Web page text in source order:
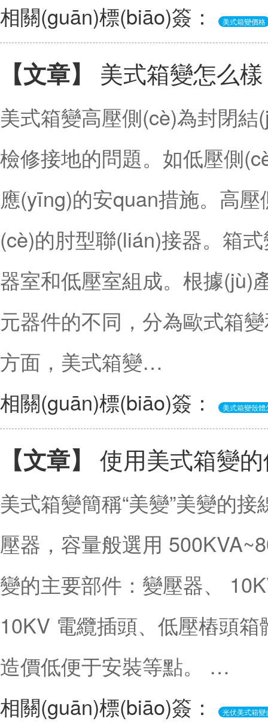
相關(guān)標(biāo)簽：
美式箱變價格
【文章】 美式箱變怎么
美式箱變高壓側(cè)為封閉
檢修接地的問題。如低壓側
應(yīng)的安quan措施。高
(cè)的肘型聯(lián)接器。箱
器室和低壓室組成。根據(jù)
元器件的不同，分為歐式箱
方面，美式箱變…
相關(guān)標(biāo)簽：
美式箱變殼體
【文章】 使用美式箱變
美式箱變簡稱“美變”美變的
壓器，容量般選用
變的主要部件：變壓器、
10KV 電纜插頭、低壓樁頭
造價低便于安裝等點。 …
相關(guān)標(biāo)簽：
光伏美式箱變